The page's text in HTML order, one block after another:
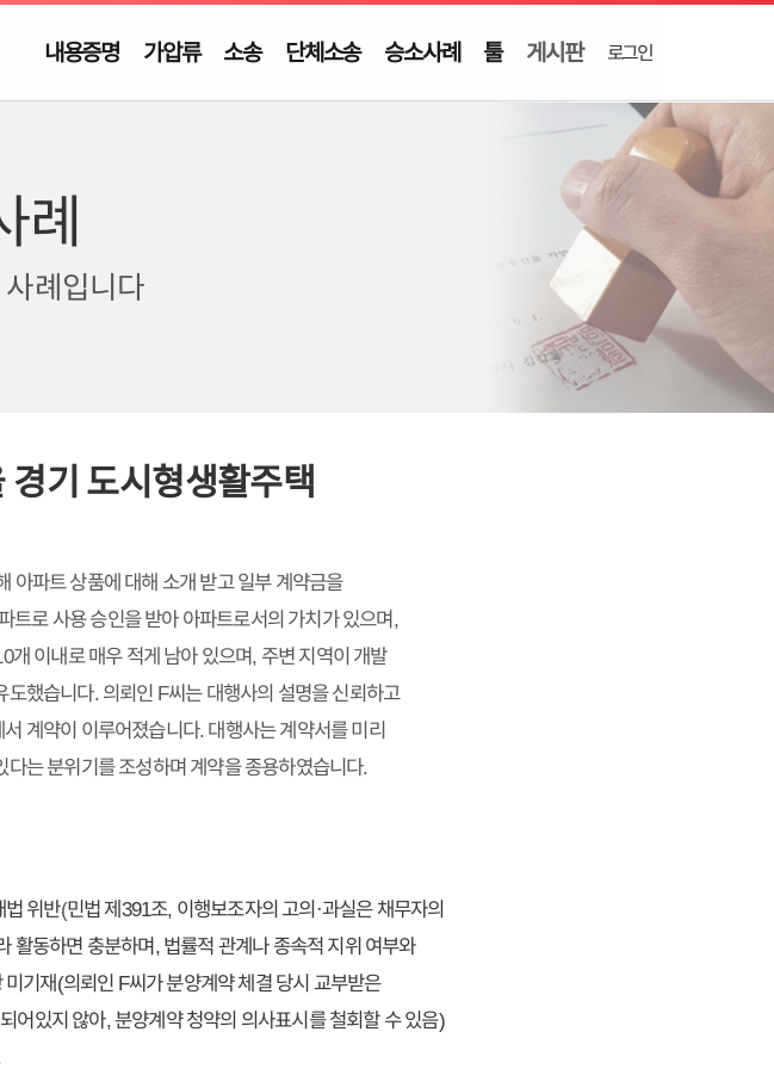
내용증명 가압류 소송 단체소송 승소사례 툴 게시판 로그인
례
례입니다
기 도시형생활주택
아파트 상품에 대해 소개 받고 일부 계약금을
트로 사용 승인을 받아 아파트로서의 가치가 있으며,
이내로 매우 적게 남아 있으며, 주변 지역이 개발
했습니다. 의뢰인 F씨는 대행사의 설명을 신뢰하고
계약이 이루어졌습니다. 대행사는 계약서를 미리
는 분위기를 조성하며 계약을 종용하였습니다.
위반(민법 제391조, 이행보조자의 고의·과실은 채무자의
활동하면 충분하며, 법률적 관계나 종속적 지위 여부와
기재(의뢰인 F씨가 분양계약 체결 당시 교부받은
어있지 않아, 분양계약 청약의 의사표시를 철회할 수 있음)